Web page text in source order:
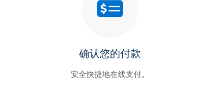
确认您的付款
安全快捷地在线支付。